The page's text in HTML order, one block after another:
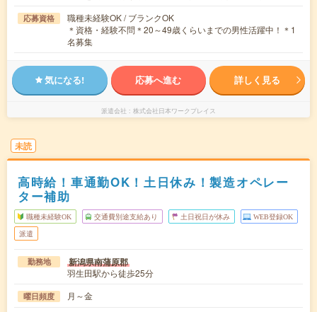
応募資格
職種未経験OK / ブランクOK
＊資格・経験不問＊20～49歳くらいまでの男性活躍中！＊1
名募集
気になる! 応募へ進む 詳しく見る
派遣会社 株式会社日本ワークプレイス
未読
高時給！車通勤OK！土日休み！製造オペレー
ター補助
職種未経験OK 交通費別途支給あり 土日祝日が休み WEB登録OK
派遣
勤務地 新潟県南蒲原郡
羽生田駅から徒歩25分
曜日頻度 月～金